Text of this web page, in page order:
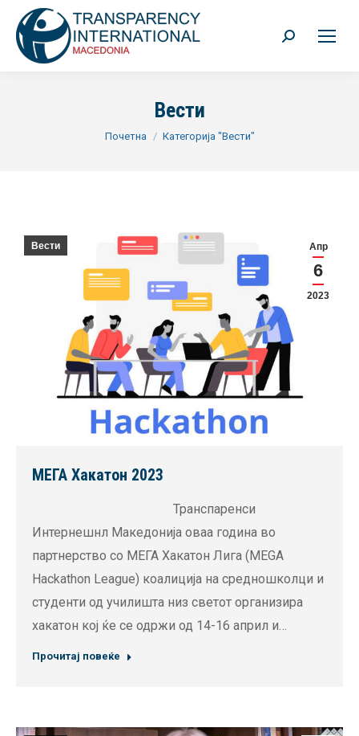
Search:
Вести
You are here:
Почетна Категорија "Вести"
Апр
6
2023
Вести
МЕГА Хакатон 2023
Транспаренси
Интернешнл Македонија оваа година во
партнерство со МЕГА Хакатон Лига (MEGA
Hackathon League) коалиција на средношколци и
студенти од училишта низ светот организира
хакатон кој ќе се одржи од 14-16 април и…
Прочитај повеќе